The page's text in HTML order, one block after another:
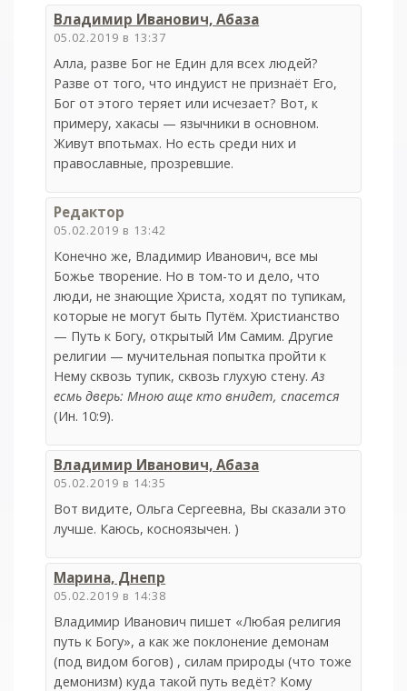
Владимир Иванович, Абаза
05.02.2019 в 13:37
Алла, разве Бог не Един для всех людей?
Разве от того, что индуист не признаёт Его,
Бог от этого теряет или исчезает? Вот, к
примеру, хакасы — язычники в основном.
Живут впотьмах. Но есть среди них и
православные, прозревшие.
Редактор
05.02.2019 в 13:42
Конечно же, Владимир Иванович, все мы
Божье творение. Но в том-то и дело, что
люди, не знающие Христа, ходят по тупикам,
которые не могут быть Путём. Христианство
— Путь к Богу, открытый Им Самим. Другие
религии — мучительная попытка пройти к
Нему сквозь тупик, сквозь глухую стену.Аз
есмь дверь: Мною аще кто внидет, спасется
(Ин. 10:9).
Владимир Иванович, Абаза
05.02.2019 в 14:35
Вот видите, Ольга Сергеевна, Вы сказали это
лучше. Каюсь, косноязычен. )
Марина, Днепр
05.02.2019 в 14:38
Владимир Иванович пишет «Любая религия
путь к Богу», а как же поклонение демонам
(под видом богов) , силам природы (что тоже
демонизм) куда такой путь ведёт? Кому